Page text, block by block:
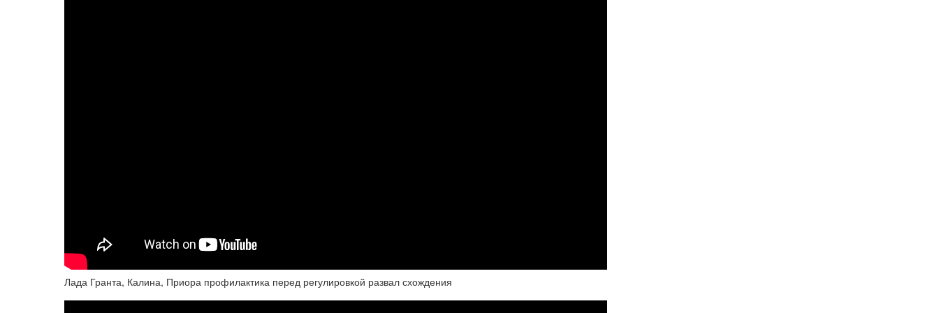
Лада Гранта, Калина, Приора профилактика перед регулировкой развал схождения